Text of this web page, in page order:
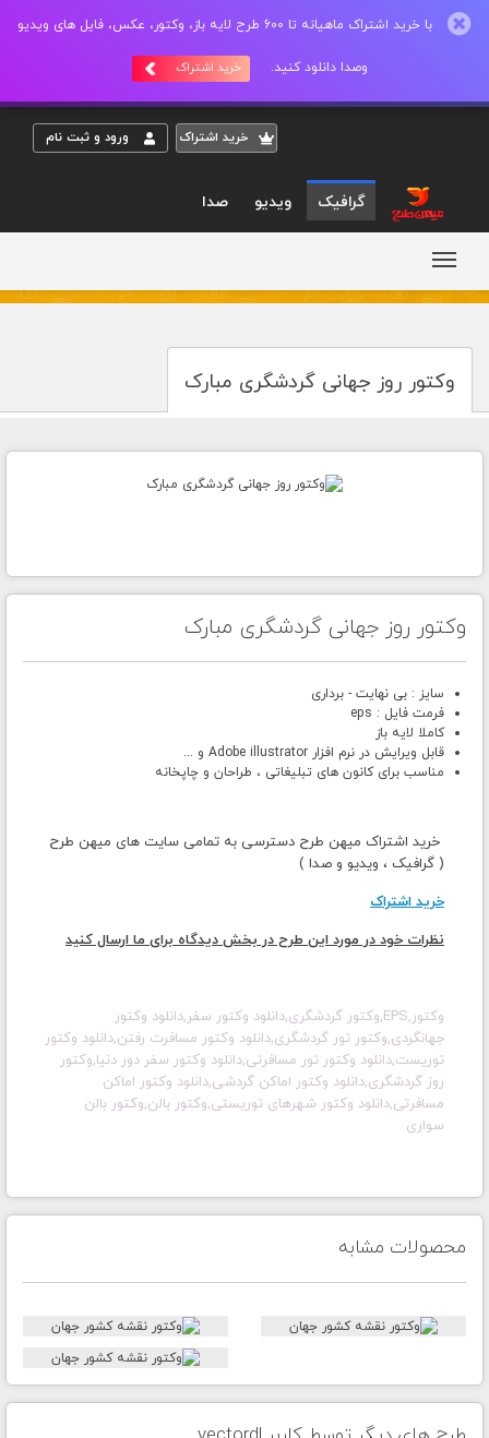
با خرید اشتراک ماهیانه تا 600 طرح لایه باز، وکتور، عکس، فایل های ویدیو
وصدا دانلود کنید. خرید اشتراک
خريد اشتراک ورود و ثبت نام
گرافیک ویدیو صدا
وکتور روز جهانی گردشگری مبارک
وکتور روز جهانی گردشگری مبارک
سایز : بی نهایت - برداری
فرمت فایل : eps
کاملا لایه باز
قابل ویرایش در نرم افزار Adobe illustrator و ...
مناسب برای کانون های تبلیغاتی ، طراحان و چاپخانه
خرید اشتراک میهن طرح دسترسی به تمامی سایت های میهن طرح
( گرافیک ، ویدیو و صدا )
خرید اشتراک
نظرات خود در مورد این طرح در بخش دیدگاه برای ما ارسال کنید
وکتور,EPS,وکتور گردشگری,دانلود وکتور سفر,دانلود وکتور
جهانگردی,وکتور تور گردشگری,دانلود وکتور مسافرت رفتن,دانلود وکتور
توریست,دانلود وکتور تور مسافرتی,دانلود وکتور سفر دور دنیا,وکتور
روز گردشگری,دانلود وکتور اماکن گردشی,دانلود وکتور اماکن
مسافرتی,دانلود وکتور شهرهای توریستی,وکتور بالن,وکتور بالن
سواری
محصولات مشابه